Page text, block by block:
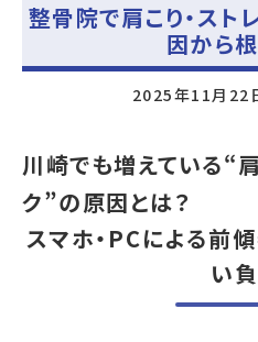
整骨院で肩こり・スト
因から
2025年11月22
川崎でも増えている“
ク”の原因とは？
スマホ・PCによる前
い